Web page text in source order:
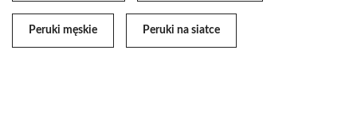
Peruki męskie Peruki na siatce